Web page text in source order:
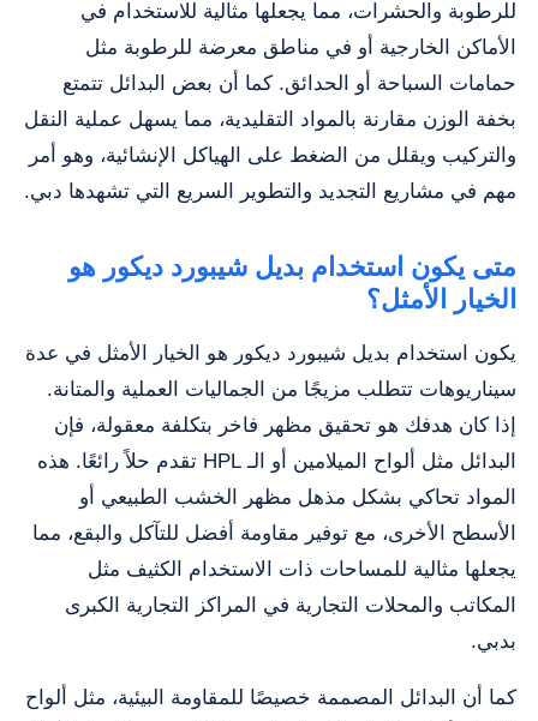
للرطوبة والحشرات، مما يجعلها مثالية للاستخدام في
الأماكن الخارجية أو في مناطق معرضة للرطوبة مثل
حمامات السباحة أو الحدائق. كما أن بعض البدائل تتمتع
بخفة الوزن مقارنة بالمواد التقليدية، مما يسهل عملية النقل
والتركيب ويقلل من الضغط على الهياكل الإنشائية، وهو أمر
مهم في مشاريع التجديد والتطوير السريع التي تشهدها دبي.
متى يكون استخدام بديل شيبورد ديكور هو
الخيار الأمثل؟
يكون استخدام بديل شيبورد ديكور هو الخيار الأمثل في عدة
سيناريوهات تتطلب مزيجًا من الجماليات العملية والمتانة.
إذا كان هدفك هو تحقيق مظهر فاخر بتكلفة معقولة، فإن
البدائل مثل ألواح الميلامين أو الـ HPL تقدم حلاً رائعًا. هذه
المواد تحاكي بشكل مذهل مظهر الخشب الطبيعي أو
الأسطح الأخرى، مع توفير مقاومة أفضل للتآكل والبقع، مما
يجعلها مثالية للمساحات ذات الاستخدام الكثيف مثل
المكاتب والمحلات التجارية في المراكز التجارية الكبرى
بدبي.
كما أن البدائل المصممة خصيصًا للمقاومة البيئية، مثل ألواح